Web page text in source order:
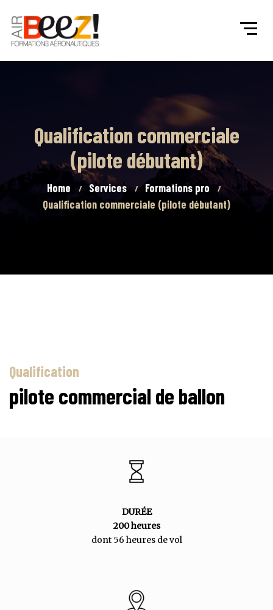
Qualification commerciale
(pilote débutant)
Home Services
Formations pro
Qualification commerciale (pilote débutant)
Qualification
pilote commercial de ballon
DURÉE
200 heures
dont 56 heures de vol